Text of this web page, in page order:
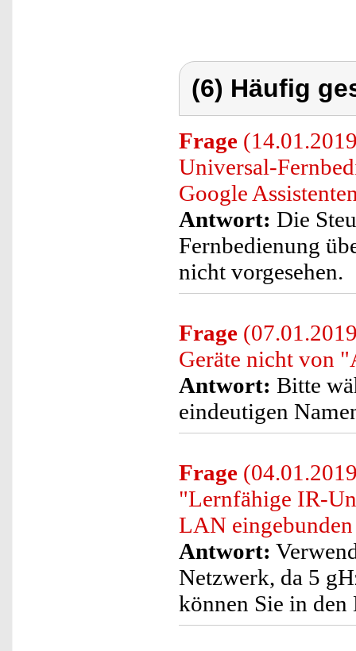
(6) Häufig
Frage
Universal-
Google
Antwort: Die
Fernbedienung
nicht vorgesehen.
Frage
Geräte nicht von
Antwort: Bitte
eindeutigen
Frage
"Lernfähige IR-
LAN
Antwort:
Netzwerk, da 5
können Sie in den